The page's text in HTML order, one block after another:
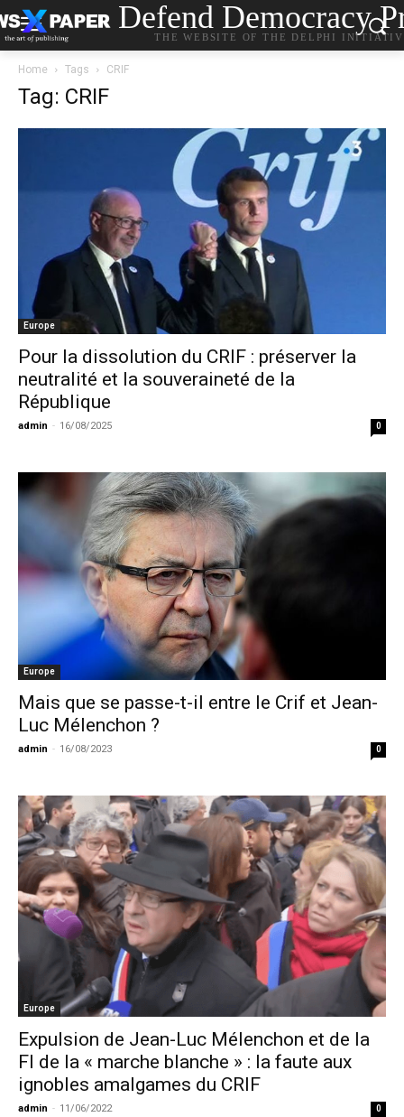
Defend Democracy
THE WEBSITE OF THE DELPHI
Home Tags CRIF
Tag: CRIF
Europe
Pour la dissolution du CRIF : préserver la
neutralité et la souveraineté de la
République
admin - 16/08/2025 0
Europe
Mais que se passe-t-il entre le Crif et Jean-
Luc Mélenchon ?
admin - 16/08/2023 0
Europe
Expulsion de Jean-Luc Mélenchon et de la
FI de la « marche blanche » : la faute aux
ignobles amalgames du CRIF
admin - 11/06/2022 0